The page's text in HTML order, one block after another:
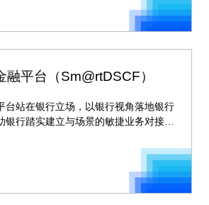
融平台（Sm@rtDSCF）
台站在银行立场，以银行视角落地银行
银行踏实建立与场景的敏捷业务对接能
融业务闭环，为银行获得更佳的行业口
。